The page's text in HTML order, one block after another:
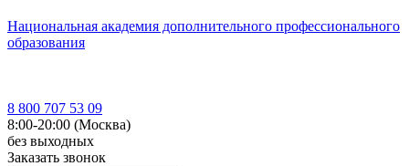
Национальная академия дополнительного профессионального
образования
8 800 707 53 09
8:00-20:00 (Москва)
без выходных
Заказать звонок